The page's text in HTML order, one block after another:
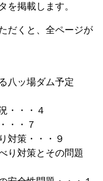
を掲載します。
だくと、全ページが
ッ場ダム予定
・・４
・７
策・・・９
対策とその問題